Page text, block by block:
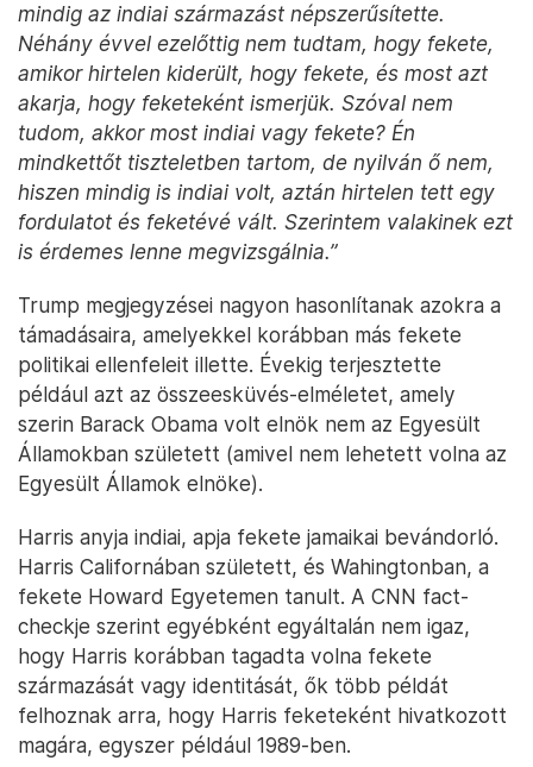
mindig az indiai származást népszerűsítette.
Néhány évvel ezelőttig nem tudtam, hogy fekete,
amikor hirtelen kiderült, hogy fekete, és most azt
akarja, hogy feketeként ismerjük. Szóval nem
tudom, akkor most indiai vagy fekete? Én
mindkettőt tiszteletben tartom, de nyilván ő nem,
hiszen mindig is indiai volt, aztán hirtelen tett egy
fordulatot és feketévé vált. Szerintem valakinek ezt
is érdemes lenne megvizsgálnia.”
Trump megjegyzései nagyon hasonlítanak azokra a
támadásaira, amelyekkel korábban más fekete
politikai ellenfeleit illette. Évekig terjesztette
például azt az összeesküvés-elméletet, amely
szerin Barack Obama volt elnök nem az Egyesült
Államokban született (amivel nem lehetett volna az
Egyesült Államok elnöke).
Harris anyja indiai, apja fekete jamaikai bevándorló.
Harris Californában született, és Wahingtonban, a
fekete Howard Egyetemen tanult. A CNN fact-
checkje szerint egyébként egyáltalán nem igaz,
hogy Harris korábban tagadta volna fekete
származását vagy identitását, ők több példát
felhoznak arra, hogy Harris feketeként hivatkozott
magára, egyszer például 1989-ben.